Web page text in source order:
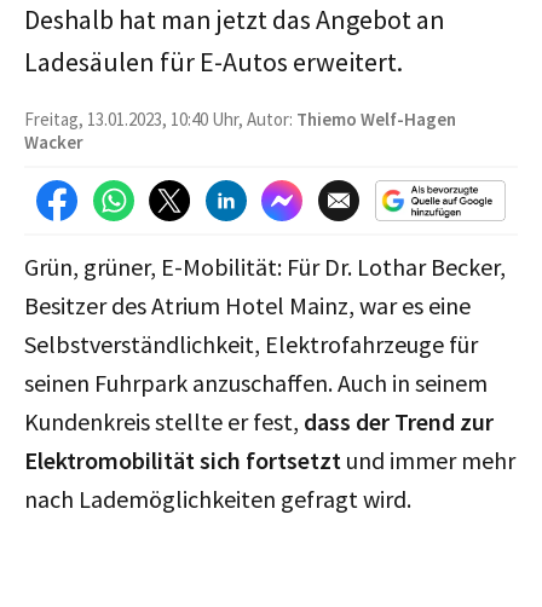
Deshalb hat man jetzt das Angebot an
Ladesäulen für E-Autos erweitert.
Freitag, 13.01.2023, 10:40 Uhr, Autor: Thiemo Welf-Hagen
Wacker
Grün, grüner, E-Mobilität: Für Dr. Lothar Becker,
Besitzer des Atrium Hotel Mainz, war es eine
Selbstverständlichkeit, Elektrofahrzeuge für
seinen Fuhrpark anzuschaffen. Auch in seinem
Kundenkreis stellte er fest, dass der Trend zur
Elektromobilität sich fortsetzt und immer mehr
nach Lademöglichkeiten gefragt wird.